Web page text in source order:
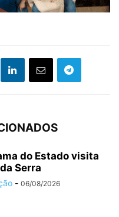
do Estado visita
Serra
- 06/08/2026